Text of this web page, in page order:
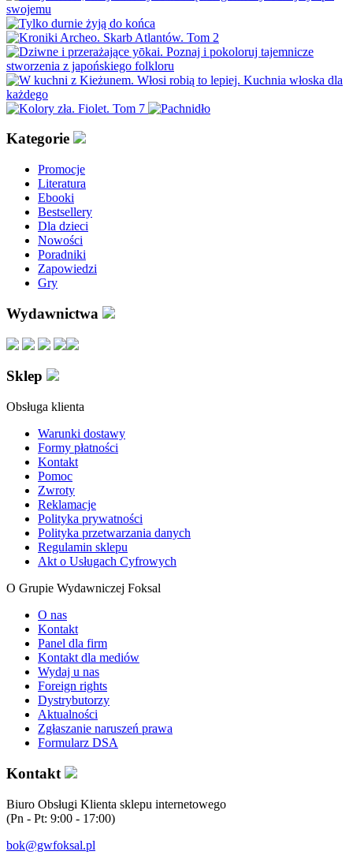
Kategorie
Promocje
Literatura
Ebooki
Bestsellery
Dla dzieci
Nowości
Poradniki
Zapowiedzi
Gry
Wydawnictwa
Sklep
Obsługa klienta
Warunki dostawy
Formy płatności
Kontakt
Pomoc
Zwroty
Reklamacje
Polityka prywatności
Polityka przetwarzania danych
Regulamin sklepu
Akt o Usługach Cyfrowych
O Grupie Wydawniczej Foksal
O nas
Kontakt
Panel dla firm
Kontakt dla mediów
Wydaj u nas
Foreign rights
Dystrybutorzy
Aktualności
Zgłaszanie naruszeń prawa
Formularz DSA
Kontakt
Biuro Obsługi Klienta sklepu internetowego
(Pn - Pt: 9:00 - 17:00)
bok@gwfoksal.pl